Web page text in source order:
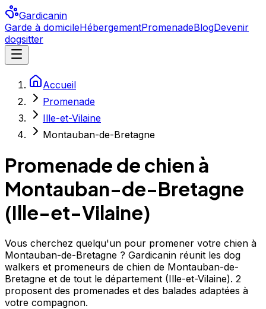
Gardicanin
Garde à domicileHébergementPromenadeBlogDevenir
dogsitter
Accueil
Promenade
Ille-et-Vilaine
Montauban-de-Bretagne
Promenade de chien à
Montauban-de-Bretagne
(Ille-et-Vilaine)
Vous cherchez quelqu'un pour promener votre chien à
Montauban-de-Bretagne ? Gardicanin réunit les dog
walkers et promeneurs de chien de Montauban-de-
Bretagne et de tout le département (Ille-et-Vilaine). 2
proposent des promenades et des balades adaptées à
votre compagnon.